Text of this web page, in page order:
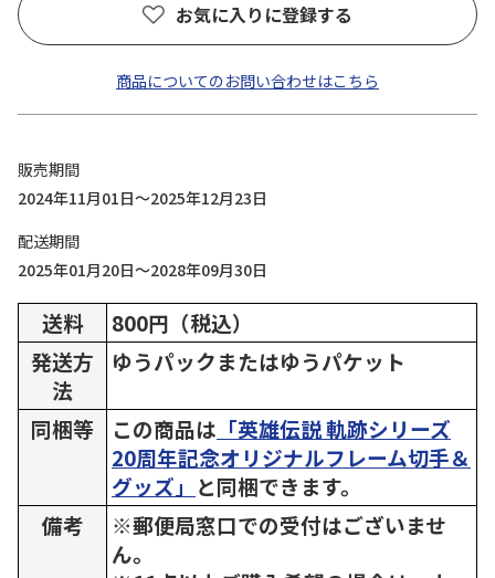
お気に入りに登録する
商品についてのお問い合わせはこちら
販売期間
2024年11月01日～2025年12月23日
配送期間
2025年01月20日～2028年09月30日
送料
800円（税込）
発送方
法
ゆうパックまたはゆうパケット
同梱等 この商品は 「英雄伝説 軌跡シリーズ
20周年記念オリジナルフレーム切手＆
グッズ」 と同梱できます。
備考
※郵便局窓口での受付はございませ
ん。